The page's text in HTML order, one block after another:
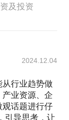
着问题来交
如果机遇存
情，那就是
的百家争鸣机
领域，我也衷
资者更能看清
借好势，一
及投资
2024.12.04
行业趋势做
业资源、企
话题进行仔
引导思考，让